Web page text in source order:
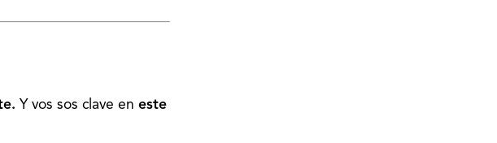
Y vos sos clave en este